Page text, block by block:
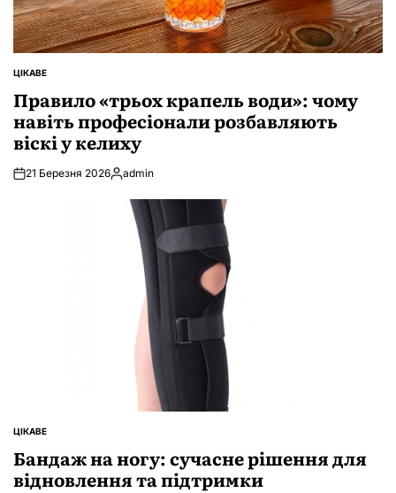
ОПУБЛІКУВАТИ
ЦІКАВЕ
Правило «трьох крапель води»: чому
навіть професіонали розбавляють
віскі у келиху
21 Березня 2026Опубліковано
admin
ОПУБЛІКУВАТИ
ЦІКАВЕ
Бандаж на ногу: сучасне рішення для
відновлення та підтримки